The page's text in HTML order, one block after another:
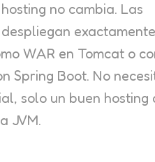
no cambia. Las
exactamente
WAR en Tomcat o
Spring Boot. No
solo un buen hosting
JVM.